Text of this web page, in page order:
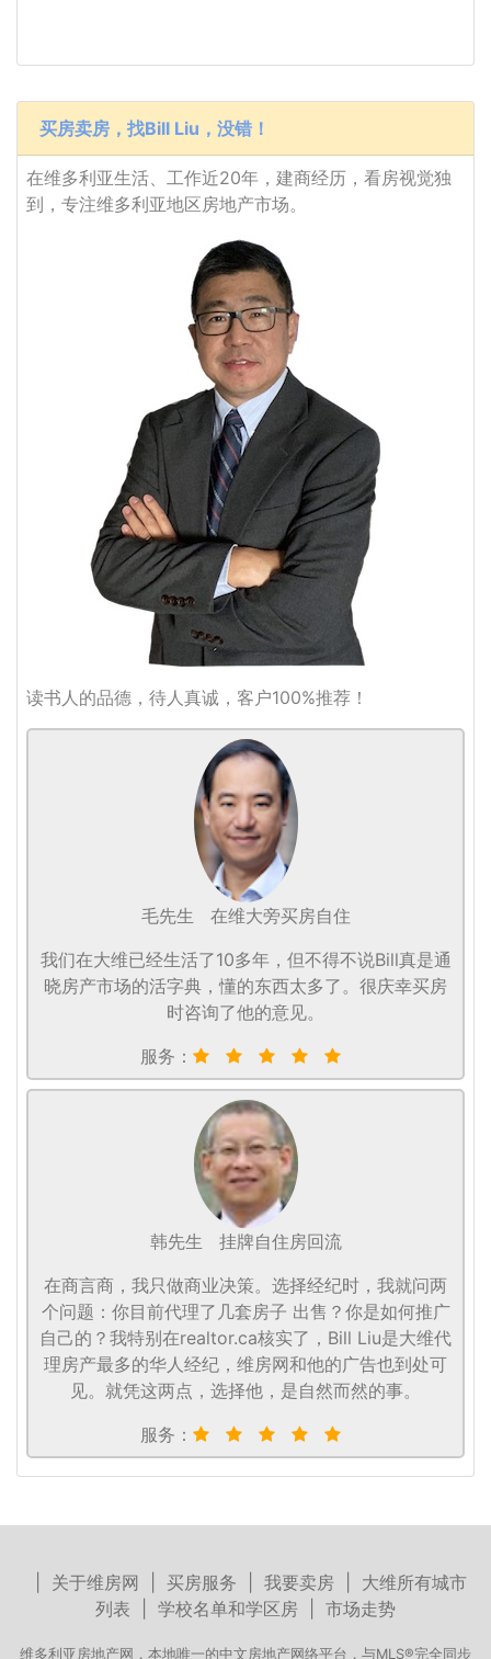
买房卖房，找Bill Liu，没错！
在维多利亚生活、工作近20年，建商经历，看房视觉独
到，专注维多利亚地区房地产市场。
读书人的品德，待人真诚，客户100%推荐！
毛先生
在维大旁买房自住
我们在大维已经生活了10多年，但不得不说Bill真是通
晓房产市场的活字典，懂的东西太多了。很庆幸买房
时咨询了他的意见。
服务：
韩先生
挂牌自住房回流
在商言商，我只做商业决策。选择经纪时，我就问两
个问题：你目前代理了几套房子 出售？你是如何推广
自己的？我特别在realtor.ca核实了，Bill Liu是大维代
理房产最多的华人经纪，维房网和他的广告也到处可
见。就凭这两点，选择他，是自然而然的事。
服务：
关于维房网 买房服务 我要卖房
大维所有城市
列表
学校名单和学区房 市场走势
维多利亚房地产网，本地唯一的中文房地产网络平台，与MLS®完全同步